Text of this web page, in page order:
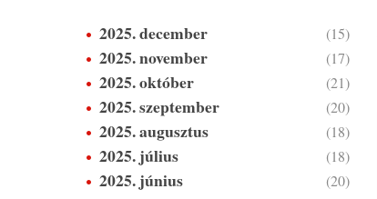
2025. december (15)
2025. november (17)
2025. október (21)
2025. szeptember (20)
2025. augusztus (18)
2025. július (18)
2025. június (20)